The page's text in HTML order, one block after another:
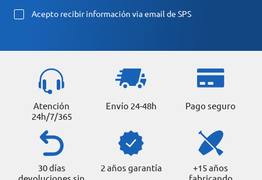
Acepto recibir información via email de SPS
Atención
24h/7/365
Envío 24-48h Pago seguro
30 días
2 años garantía
+15 años